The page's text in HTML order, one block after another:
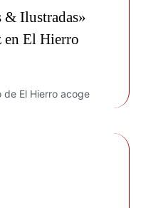
& Ilustradas»
en El Hierro
de El Hierro acoge